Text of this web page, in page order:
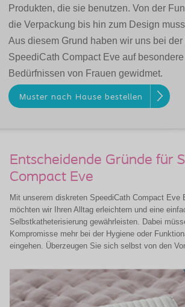
Produkten, die sie benutzen. Von der
die Verpackung bis hin zum Design
Aus diesem Grund haben wir uns bei
SpeediCath Compact Eve auf
Bedürfnissen von Frauen gewidmet.
Muster nach Hause bestellen
Entscheidende Gründe für
Compact Eve
Mit unserem diskreten SpeediCath Compact Eve
möchten wir Ihren Alltag erleichtern und eine
Selbstkatheterisierung gewährleisten. Dabei
Kompromisse mehr bei der Hygiene oder
eingehen. Überzeugen Sie sich selbst von den